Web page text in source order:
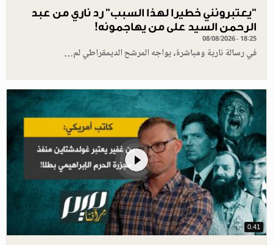
"يعتبرونني خطيرا لهذا السبب" رد ناري من عبد
الرحمن السيد على من يهاجمونه!
08/08/2026 - 18:25
في رسالة نارية ومباشرة، يواجه المرشح الديمقراطي لم…
0.41